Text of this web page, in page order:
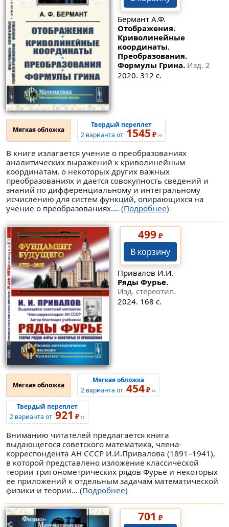
Бермант А.Ф.
Отображения.
Криволинейные
координаты.
Преобразования.
Формулы Грина. Изд. 2
2020. 312 с.
Мягкая обложка
Твердый переплет
2 варианта от 1545 ₽››
В книге излагается учение о преобразованиях
аналитических выражений к криволинейным
координатам, о некоторых других важных
преобразованиях и дается совокупность сведений и
знаний по дифференциальному и интегральному
исчислению для систем функций, опирающихся на
учение о преобразованиях.... (Подробнее)
499₽
В корзину
Привалов И.И.
Ряды Фурье.
Изд. стереотип.
2024. 168 с.
Мягкая обложка
Мягкая обложка
2 варианта от 454₽››
Твердый переплет
2 варианта от 921 ₽››
Вниманию читателей предлагается книга
выдающегося советского математика, члена-
корреспондента АН СССР И.И.Привалова (1891–1941),
в которой представлено изложение классической
теории тригонометрических рядов Фурье и некоторых
ее приложений к отдельным задачам математической
физики и теории... (Подробнее)
701 ₽